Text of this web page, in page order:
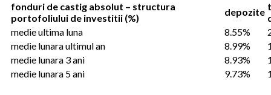
fonduri de castig absolut – structura
portofoliului de investitii (%)
depozite
medie ultima luna
8.55%
medie lunara ultimul an
8.99%
medie lunara 3 ani
8.93%
medie lunara 5 ani
9.73%